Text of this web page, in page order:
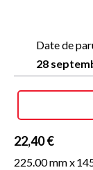
Date de
28
22,40 €
225.00 mm x